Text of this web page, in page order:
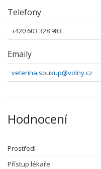
Telefony
+420 603 328 983
Emaily
veterina.soukup@volny.cz
Hodnocení
Prostředí
Přístup lékaře